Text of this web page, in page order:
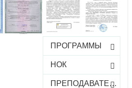
ПРОГРАММЫ
НОК
ПРЕПОДАВАТЕЛИ